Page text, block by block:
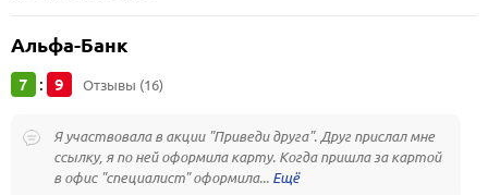
Альфа-Банк
7 : 9 Отзывы (16)
Я участвовала в акции "Приведи друга". Друг прислал мне
ссылку, я по ней оформила карту. Когда пришла за картой
в офис "специалист" оформила...